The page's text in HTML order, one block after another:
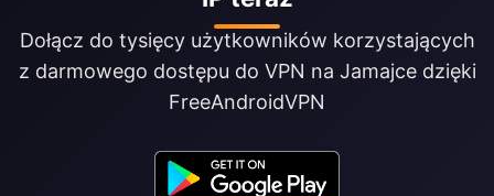
Dołącz do tysięcy użytkowników korzystających
z darmowego dostępu do VPN na Jamajce dzięki
FreeAndroidVPN